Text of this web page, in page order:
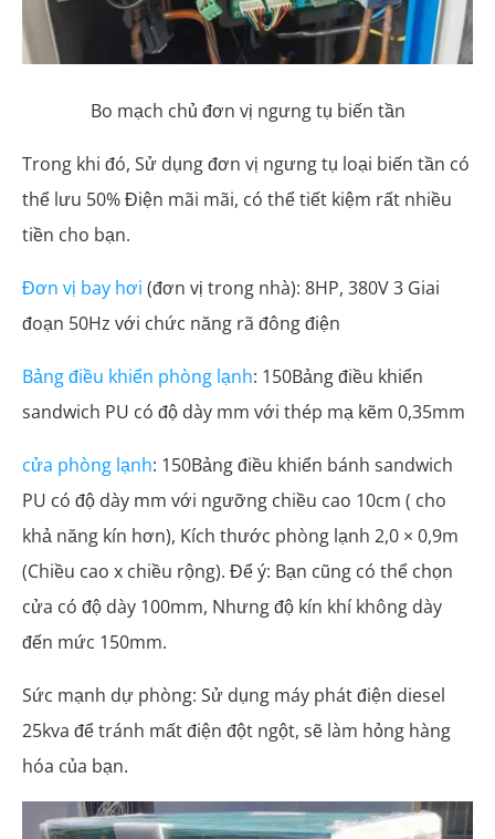
Bo mạch chủ đơn vị ngưng tụ biến tần
Trong khi đó, Sử dụng đơn vị ngưng tụ loại biến tần có
thể lưu 50% Điện mãi mãi, có thể tiết kiệm rất nhiều
tiền cho bạn.
Đơn vị bay hơi (đơn vị trong nhà): 8HP, 380V 3 Giai
đoạn 50Hz với chức năng rã đông điện
Bảng điều khiển phòng lạnh: 150Bảng điều khiển
sandwich PU có độ dày mm với thép mạ kẽm 0,35mm
cửa phòng lạnh: 150Bảng điều khiển bánh sandwich
PU có độ dày mm với ngưỡng chiều cao 10cm ( cho
khả năng kín hơn), Kích thước phòng lạnh 2,0 × 0,9m
(Chiều cao x chiều rộng). Để ý: Bạn cũng có thể chọn
cửa có độ dày 100mm, Nhưng độ kín khí không dày
đến mức 150mm.
Sức mạnh dự phòng: Sử dụng máy phát điện diesel
25kva để tránh mất điện đột ngột, sẽ làm hỏng hàng
hóa của bạn.